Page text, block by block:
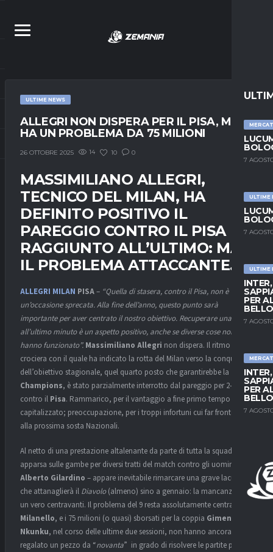
7
ULTIME
7
ULTIME
PER
7
PER
7
ULTIME NEWS
ALLEGRI NON DISPERA PER IL PISA, MA
HA UN PROBLEMA DA 75 MILIONI
26 OTTOBRE 2025 14 10 0
MASSIMILIANO ALLEGRI,
TECNICO DEL MILAN, HA
DEFINITO POSITIVO IL
PAREGGIO CONTRO IL PISA
RAGGIUNTO ALL’ULTIMO: MA
IL PROBLEMA ATTACCANTE…
ALLEGRI MILAN PISA– “Quella di stasera, contro il Pisa, non è
un’occasione sprecata. Alla fine dell’anno, questo punto sarà
importante per aver centrato il nostro obiettivo. Recuperare una rete
all’ultimo minuto è un aspetto positivo, anche se diverse cose non
hanno funzionato”. Massimiliano Allegri non dispera. Il ritmo da
crociera con il quale ha indicato la rotta del Milan verso la conquista
dell’obiettivo stagionale, quel quarto posto che garantirebbe la zona
Champions, è stato parzialmente interrotto dal pareggio per 2-2
contro il Pisa. Rammarico, per il vantaggio a fine primo tempo non
capitalizzato; preoccupazione, per i troppi infortuni cui far fronte fino
alla prossima sosta Nazionali.
Al netto di una prestazione altalenante da parte di tutta la squadra –
apparsa sulle gambe per diversi tratti del match contro gli uomini di
Alberto Gilardino – appare inevitabile rimarcare una grave lacuna
che attanaglierà il Diavolo(almeno) sino a gennaio: la mancanza di
un vero centravanti. Il problema del 9 resta assolutamente centrale a
Milanello, e i 75 milioni (o quasi) sborsati per la coppia Gimenez
Nkunku, nel corso delle ultime due sessioni, non hanno ancora
regalato un pezzo da “novanta” in grado di risolvere le partite più